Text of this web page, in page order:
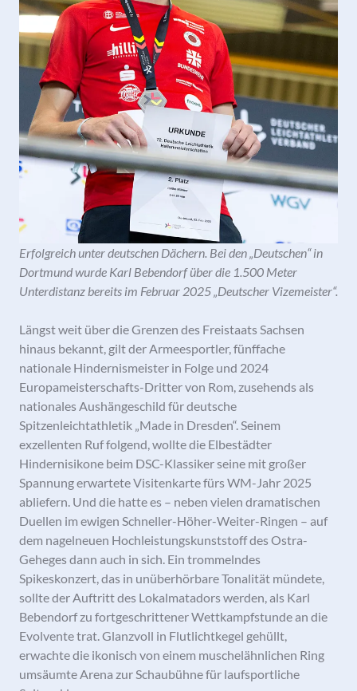
Erfolgreich unter deutschen Dächern. Bei den „Deutschen“ in
Dortmund wurde Karl Bebendorf über die 1.500 Meter
Unterdistanz bereits im Februar 2025 „Deutscher Vizemeister“.
Längst weit über die Grenzen des Freistaats Sachsen
hinaus bekannt, gilt der Armeesportler, fünffache
nationale Hindernismeister in Folge und 2024
Europameisterschafts-Dritter von Rom, zusehends als
nationales Aushängeschild für deutsche
Spitzenleichtathletik „Made in Dresden“. Seinem
exzellenten Ruf folgend, wollte die Elbestädter
Hindernisikone beim DSC-Klassiker seine mit großer
Spannung erwartete Visitenkarte fürs WM-Jahr 2025
abliefern. Und die hatte es – neben vielen dramatischen
Duellen im ewigen Schneller-Höher-Weiter-Ringen – auf
dem nagelneuen Hochleistungskunststoff des Ostra-
Geheges dann auch in sich. Ein trommelndes
Spikeskonzert, das in unüberhörbare Tonalität mündete,
sollte der Auftritt des Lokalmatadors werden, als Karl
Bebendorf zu fortgeschrittener Wettkampfstunde an die
Evolvente trat. Glanzvoll in Flutlichtkegel gehüllt,
erwachte die ikonisch von einem muschelähnlichen Ring
umsäumte Arena zur Schaubühne für laufsportliche